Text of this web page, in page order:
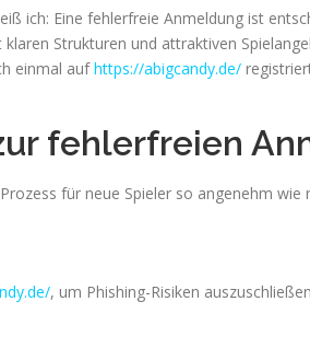
ich: Eine fehlerfreie Anmeldung ist
Strukturen und attraktiven
einmal aufhttps://abigcandy.de/
fehlerfreien
für neue Spieler so angenehm
, um Phishing-Risiken